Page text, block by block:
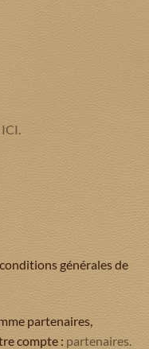
ICI.
générales de
partenaires,
compte : partenaires.